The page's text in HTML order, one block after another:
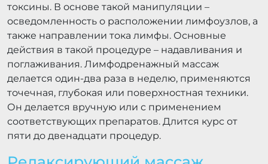
токсины. В основе такой манипуляции –
осведомленность о расположении лимфоузлов, а
также направлении тока лимфы. Основные
действия в такой процедуре – надавливания и
поглаживания. Лимфодренажный массаж
делается один-два раза в неделю, применяются
точечная, глубокая или поверхностная техники.
Он делается вручную или с применением
соответствующих препаратов. Длится курс от
пяти до двенадцати процедур.